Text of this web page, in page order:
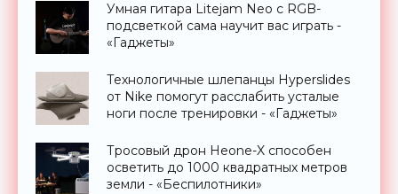
Умная гитара Litejam Neo с RGB-
подсветкой сама научит вас играть -
«Гаджеты»
Технологичные шлепанцы Hyperslides
от Nike помогут расслабить усталые
ноги после тренировки - «Гаджеты»
Тросовый дрон Heone-X способен
осветить до 1000 квадратных метров
земли - «Беспилотники»